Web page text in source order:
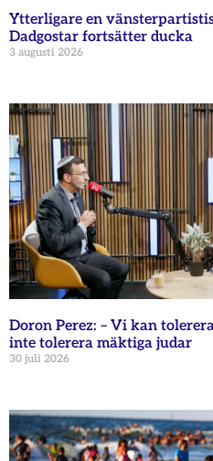
Ytterligare en
Dadgostar fortsätter ducka
3 augusti 2026
Doron Perez: – Vi kan
inte tolerera mäktiga judar
30 juli 2026